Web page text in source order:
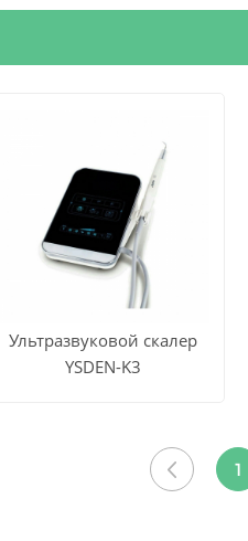
Ультразвуковой скалер
YSDEN-K3
1